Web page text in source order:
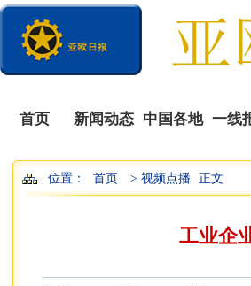
首页 新闻动态 中国各地 一线
位置： 首页 > 视频点播 正文
工业企